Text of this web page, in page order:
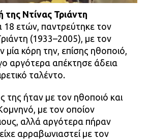
Ντίνας Τριάντη
18 ετών, παντρεύτηκε τον
(1933–2005), με τον
μία κόρη την, επίσης ηθοποιό,
αργότερα απέκτησε άδεια
ταλέντο.
της ήταν με τον ηθοποιό και
με τον οποίον
αλλά αργότερα πήραν
αρραβωνιαστεί με τον